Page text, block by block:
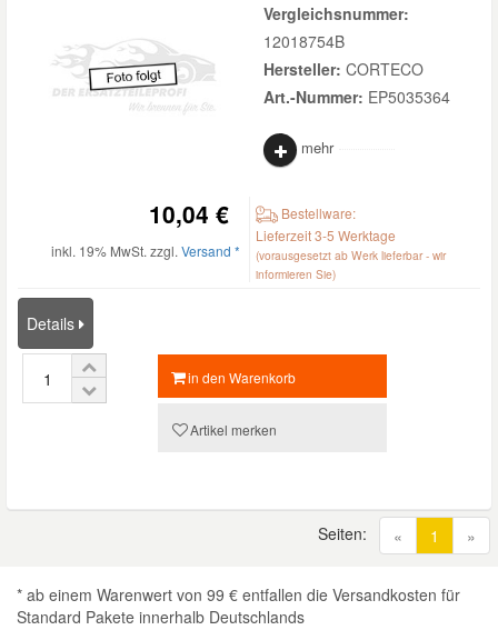
Vergleichsnummer:
12018754B
Hersteller: CORTECO
Art.-Nummer: EP5035364
mehr
10,04 €
inkl. 19% MwSt. zzgl. Versand *
Bestellware:
Lieferzeit 3-5 Werktage
(vorausgesetzt ab Werk lieferbar - wir
informieren Sie)
Details
in den Warenkorb
Artikel merken
« 1 (current)
»
Seiten:
* ab einem Warenwert von 99 € entfallen die Versandkosten für
Standard Pakete innerhalb Deutschlands